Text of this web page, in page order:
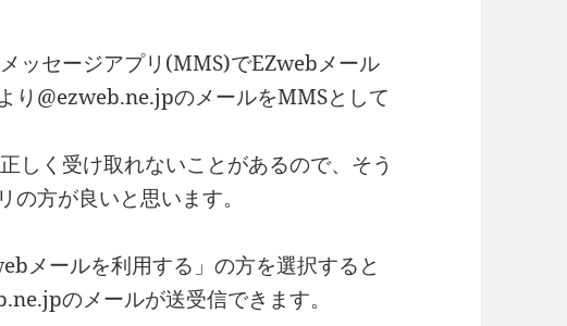
ッセージアプリ(MMS)でEZwebメール
り@ezweb.ne.jpのメールをMMSとして
しく受け取れないことがあるので、そう
方が良いと思います。
メールを利用する」の方を選択すると
のメールが送受信できます。